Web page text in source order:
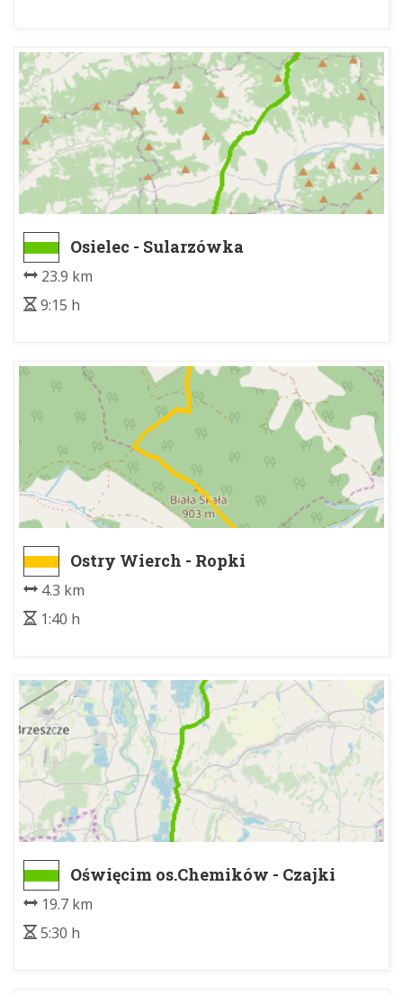
Osielec - Sularzówka
23.9 km
9:15 h
Ostry Wierch - Ropki
4.3 km
1:40 h
Oświęcim os.Chemików - Czajki
19.7 km
5:30 h